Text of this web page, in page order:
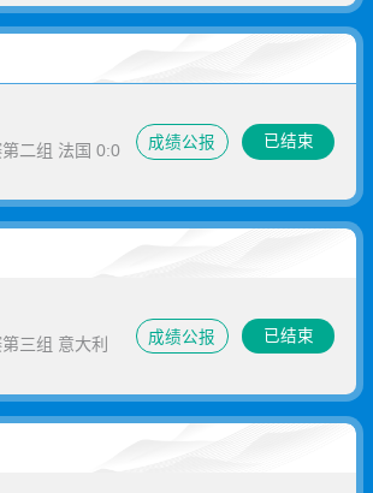
二组 法国 0:0
成绩公报 已结束
三组 意大利
成绩公报 已结束